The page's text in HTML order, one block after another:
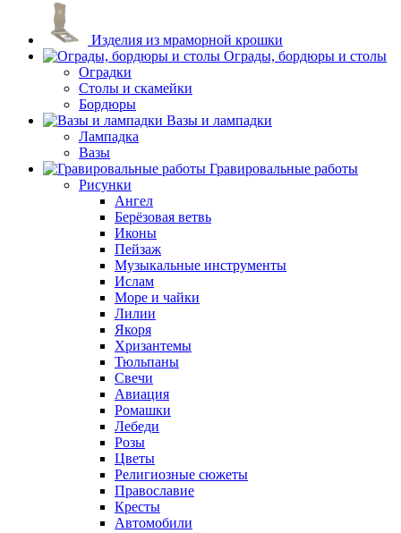
Изделия из мраморной крошки
Ограды, бордюры и столы
Оградки
Столы и скамейки
Бордюры
Вазы и лампадки
Лампадка
Вазы
Гравировальные работы
Рисунки
Ангел
Берёзовая ветвь
Иконы
Пейзаж
Музыкальные инструменты
Ислам
Море и чайки
Лилии
Якоря
Хризантемы
Тюльпаны
Свечи
Авиация
Ромашки
Лебеди
Розы
Цветы
Религиозные сюжеты
Православие
Кресты
Автомобили